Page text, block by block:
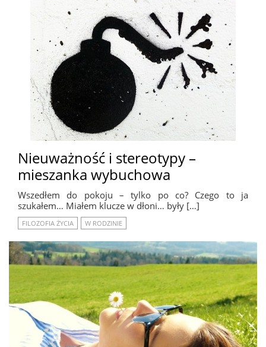
Nieuważność i stereotypy –
mieszanka wybuchowa
Wszedłem do pokoju – tylko po co? Czego to ja
szukałem… Miałem klucze w dłoni… były […]
FILOZOFIA ŻYCIA W RODZINIE